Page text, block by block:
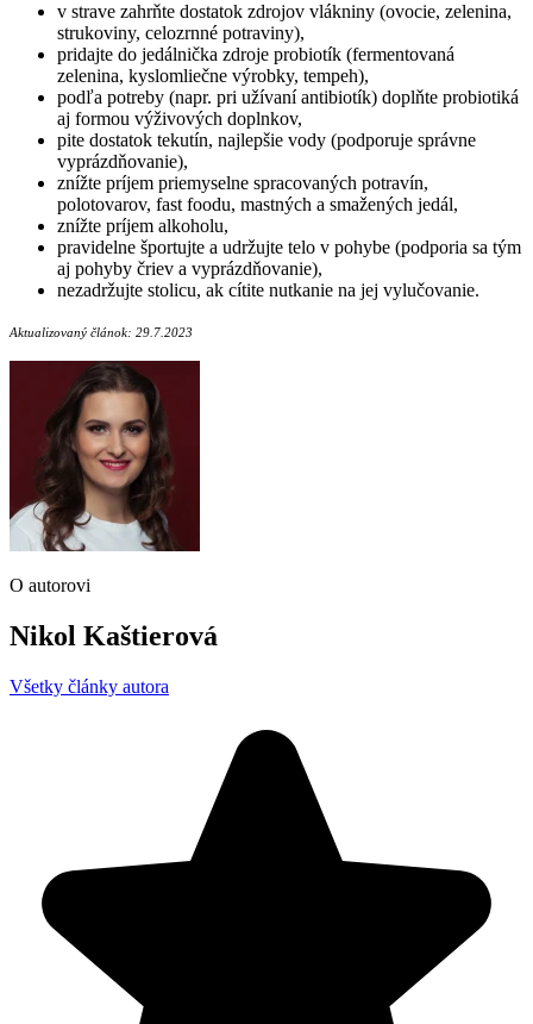
v strave zahrňte dostatok zdrojov vlákniny (ovocie, zelenina,
strukoviny, celozrnné potraviny),
pridajte do jedálnička zdroje probiotík (fermentovaná
zelenina, kyslomliečne výrobky, tempeh),
podľa potreby (napr. pri užívaní antibiotík) doplňte probiotiká
aj formou výživových doplnkov,
pite dostatok tekutín, najlepšie vody (podporuje správne
vyprázdňovanie),
znížte príjem priemyselne spracovaných potravín,
polotovarov, fast foodu, mastných a smažených jedál,
znížte príjem alkoholu,
pravidelne športujte a udržujte telo v pohybe (podporia sa tým
aj pohyby čriev a vyprázdňovanie),
nezadržujte stolicu, ak cítite nutkanie na jej vylučovanie.
Aktualizovaný článok: 29.7.2023
O autorovi
Nikol Kaštierová
Všetky články autora